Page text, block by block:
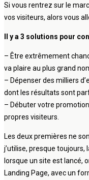
Si vous rentrez sur le
vos visiteurs, alors vous
Il y a 3 solutions pour
– Être extrêmement
va plaire au plus grand
– Dépenser des milliers
dont les résultats sont
– Débuter votre
propres visiteurs.
Les deux premières ne
j’utilise, presque
lorsque un site est lancé,
Landing Page, avec un